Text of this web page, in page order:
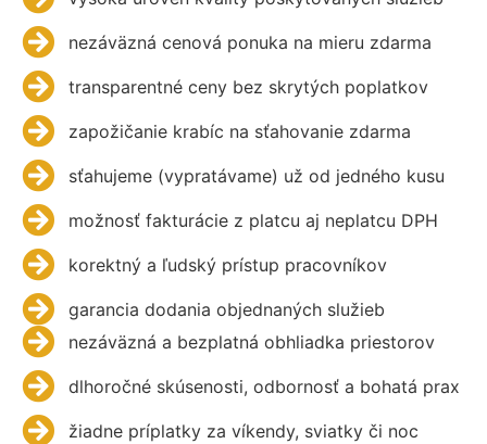
nezáväzná cenová ponuka na mieru zdarma
transparentné ceny bez skrytých poplatkov
zapožičanie krabíc na sťahovanie zdarma
sťahujeme (vypratávame) už od jedného kusu
možnosť fakturácie z platcu aj neplatcu DPH
korektný a ľudský prístup pracovníkov
garancia dodania objednaných služieb
nezáväzná a bezplatná obhliadka priestorov
dlhoročné skúsenosti, odbornosť a bohatá prax
žiadne príplatky za víkendy, sviatky či noc